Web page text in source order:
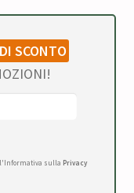
SCONTO
l'Informativa sulla Privacy